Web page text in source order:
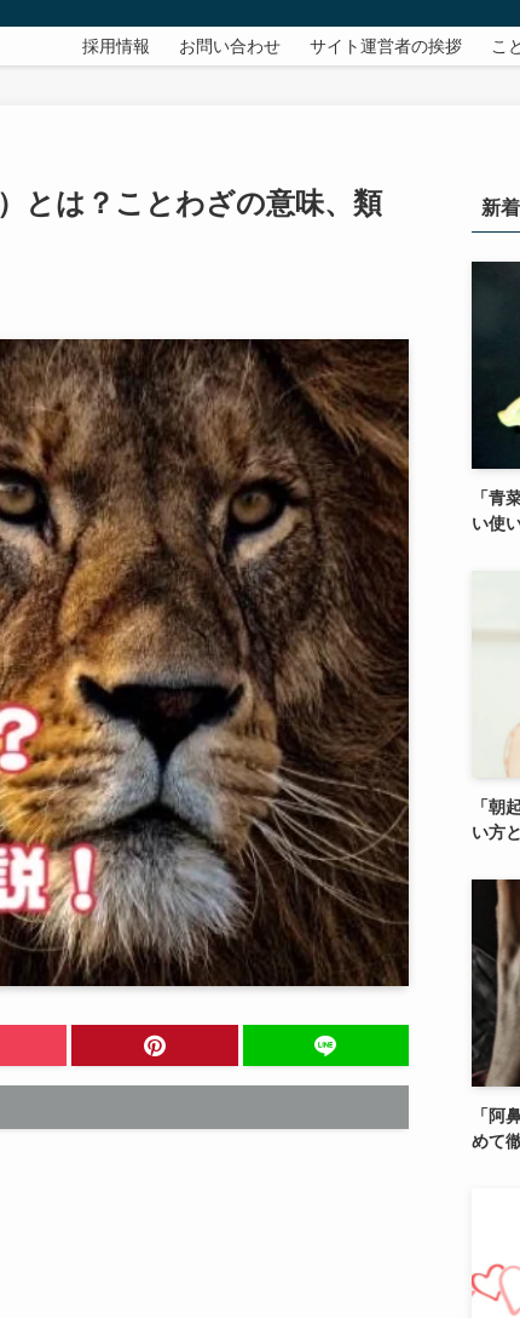
採用情報 お問い合わせ サイト運営者の挨拶 こ
とは？ことわざの意味、類
新
「青
い使
「朝
い方
「阿
めて